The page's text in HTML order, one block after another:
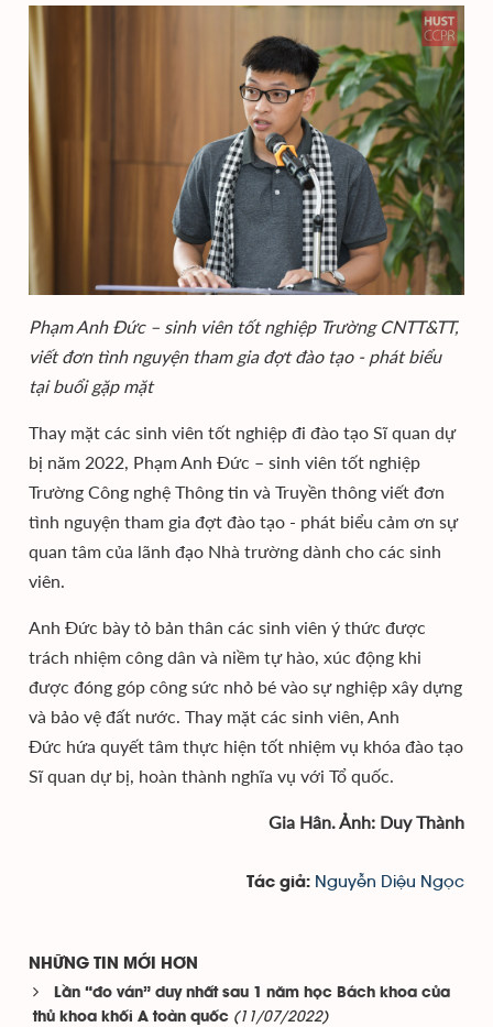
Phạm Anh Đức – sinh viên tốt nghiệp Trường CNTT&TT,
viết đơn tình nguyện tham gia đợt đào tạo - phát biểu
tại buổi gặp mặt
Thay mặt các sinh viên tốt nghiệp đi đào tạo Sĩ quan dự
bị năm 2022, Phạm Anh Đức – sinh viên tốt nghiệp
Trường Công nghệ Thông tin và Truyền thông viết đơn
tình nguyện tham gia đợt đào tạo - phát biểu cảm ơn sự
quan tâm của lãnh đạo Nhà trường dành cho các sinh
viên.
Anh Đức bày tỏ bản thân các sinh viên ý thức được
trách nhiệm công dân và niềm tự hào, xúc động khi
được đóng góp công sức nhỏ bé vào sự nghiệp xây dựng
và bảo vệ đất nước. Thay mặt các sinh viên, Anh
Đức hứa quyết tâm thực hiện tốt nhiệm vụ khóa đào tạo
Sĩ quan dự bị, hoàn thành nghĩa vụ với Tổ quốc.
Gia Hân. Ảnh: Duy Thành
Tác giả: Nguyễn Diệu Ngọc
NHỮNG TIN MỚI HƠN
Lần “đo ván” duy nhất sau 1 năm học Bách khoa của
thủ khoa khối A toàn quốc (11/07/2022)